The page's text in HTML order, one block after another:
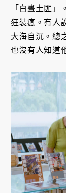
「白晝土匪
狂裝瘋。有人
大海自沉。總
也沒有人知道